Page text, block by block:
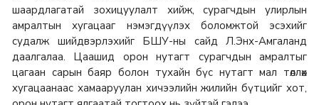
шаардлагатай зохицуулалт хийж, сурагчдын улирлын
амралтын хугацааг нэмэгдүүлэх боломжтой эсэхийг
судалж шийдвэрлэхийг БШУ-ны сайд Л.Энх-Амгаланд
даалгалаа. Цаашид орон нутагт сурагчдын амралтыг
цагаан сарын баяр болон тухайн бүс нутагт мал төллөх
хугацаанаас хамааруулан хичээлийн жилийн бүтцийг хот,